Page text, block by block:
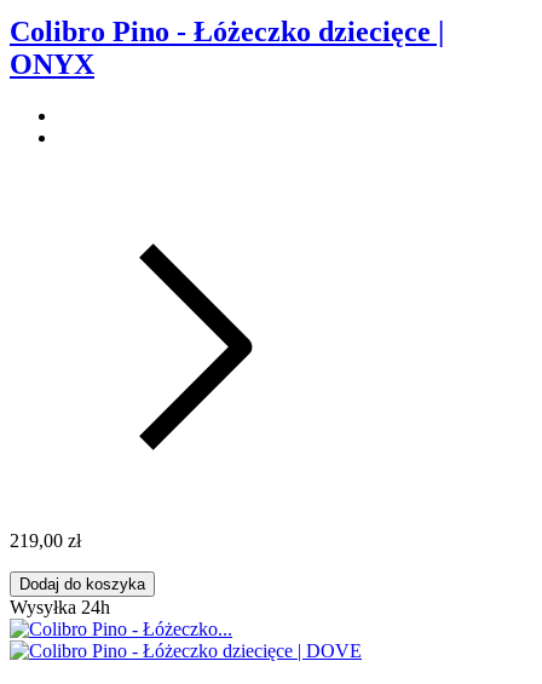
Colibro Pino - Łóżeczko dziecięce |
ONYX
219,00 zł
Dodaj do koszyka
Wysyłka 24h